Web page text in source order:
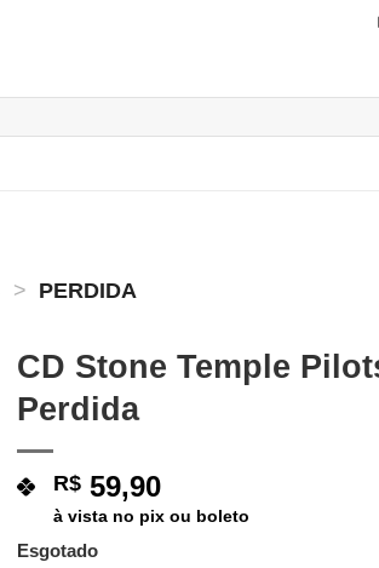
> PERDIDA
CD Stone Temple
Perdida
R$ 59,90
à vista no pix ou boleto
Esgotado